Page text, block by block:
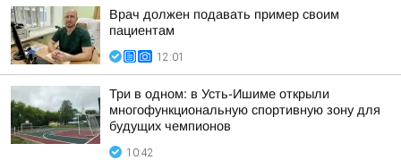
Врач должен подавать пример своим
пациентам
12:01
Три в одном: в Усть-Ишиме открыли
многофункциональную спортивную зону для
будущих чемпионов
10:42